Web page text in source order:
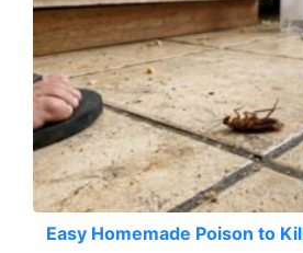
Easy Homemade Poison to